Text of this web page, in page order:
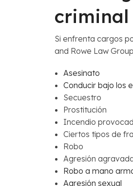
criminal
Si enfrenta cargos
and Rowe Law
Asesinato
Conducir bajo los
Secuestro
Prostitución
Incendio
Ciertos tipos de
Robo
Agresión
Robo a mano
Agresión sexual